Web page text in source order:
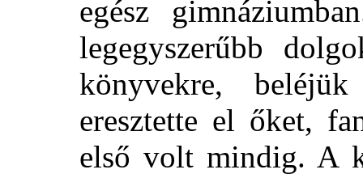
egész
legegyszerűbb
könyvekre,
eresztette el őket,
első volt mindig. A